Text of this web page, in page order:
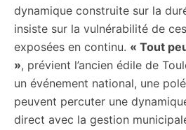
dynamique construite sur la
insiste sur la vulnérabilité de
exposées en continu. « Tout
», prévient l’ancien édile de
un événement national, une
peuvent percuter une
direct avec la gestion